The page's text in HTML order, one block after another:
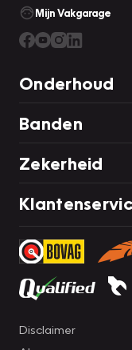
Mijn Vakgarage
Onderhoud
Banden
Zekerheid
Disclaimer